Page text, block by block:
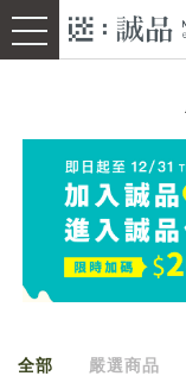
全部 嚴選商品